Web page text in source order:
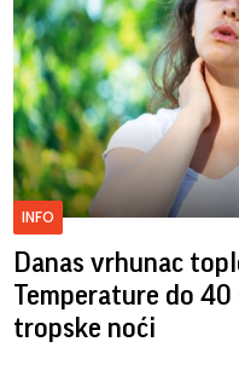
INFO
Danas vrhunac
Temperature do
tropske noći